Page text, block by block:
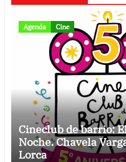
Agenda Cine
Cineclub de barrio:
Noche. Chavela
Lorca